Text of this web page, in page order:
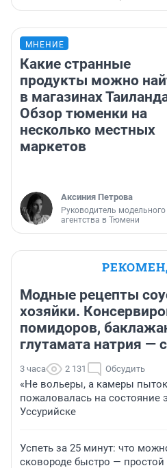
МНЕНИЕ
Какие странные
продукты можно
в магазинах
Обзор тюменки на
несколько местных
маркетов
Аксиния Петрова
Руководитель модельного
агентства в Тюмени
Модные рецепты
хозяйки.
помидоров,
глутамата натрия —
3 часа 2 131 Обсудить
«Не вольеры, а камеры
пожаловалась на состояние
Уссурийске
Успеть за 25 минут: что
сковороде быстро —